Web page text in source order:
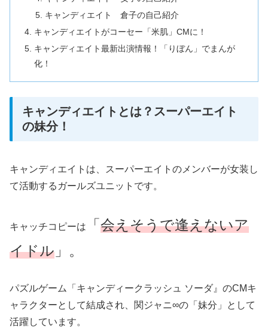
キャンディエイト 倉子の自己紹介
キャンディエイトがコーセー「米肌」CMに！
キャンディエイト最新出演情報！「りぼん」でまんが
化！
キャンディエイトとは？スーパーエイト
の妹分！
キャンディエイトは、スーパーエイトのメンバーが女装し
て活動するガールズユニットです。
キャッチコピーは 「会えそうで逢えないア
イドル 」。
パズルゲーム「キャンディークラッシュ ソーダ』のCMキ
ャラクターとして結成され、関ジャニ∞の「妹分」として
活躍しています。